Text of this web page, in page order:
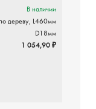
В наличии
дереву, L460мм
D18мм
1 054,90 ₽